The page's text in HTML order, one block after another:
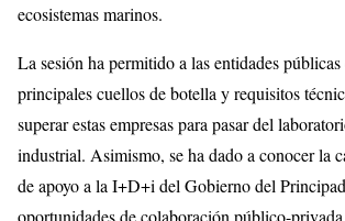
ecosistemas marinos.
La sesión ha permitido a las entidades
principales cuellos de botella y requisitos
superar estas empresas para pasar del
industrial. Asimismo, se ha dado a conocer la
de apoyo a la I+D+i del Gobierno del
oportunidades de colaboración público-